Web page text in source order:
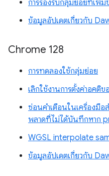
การรองรับกลุ่มย่อยที่เพิ่ม
ข้อมูลอัปเดตเกี่ยวกับ
Chrome 128
การทดลองใช้กลุ่มย่อย
เลิกใช้งานการตั้งค่าอคติ
ซ่อนคำเตือนในเครื่องมื
พลาดที่ไม่ได้บันทึกหาก
WGSL interpolate
ข้อมูลอัปเดตเกี่ยวกับ